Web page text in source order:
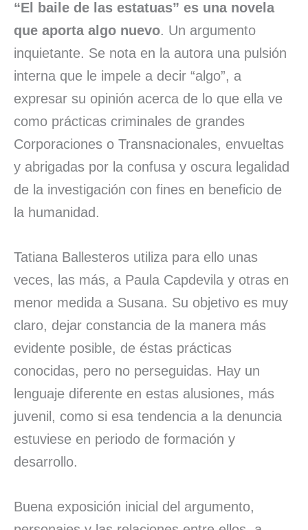
“El baile de las estatuas” es una novela
que aporta algo nuevo. Un argumento
inquietante. Se nota en la autora una pulsión
interna que le impele a decir “algo”, a
expresar su opinión acerca de lo que ella ve
como prácticas criminales de grandes
Corporaciones o Transnacionales, envueltas
y abrigadas por la confusa y oscura legalidad
de la investigación con fines en beneficio de
la humanidad.
Tatiana Ballesteros utiliza para ello unas
veces, las más, a Paula Capdevila y otras en
menor medida a Susana. Su objetivo es muy
claro, dejar constancia de la manera más
evidente posible, de éstas prácticas
conocidas, pero no perseguidas. Hay un
lenguaje diferente en estas alusiones, más
juvenil, como si esa tendencia a la denuncia
estuviese en periodo de formación y
desarrollo.
Buena exposición inicial del argumento,